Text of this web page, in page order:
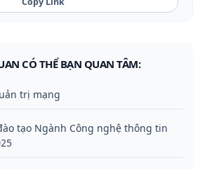
CÓ THỂ BẠN QUAN TÂM:
trị mạng
tạo Ngành Công nghệ thông tin